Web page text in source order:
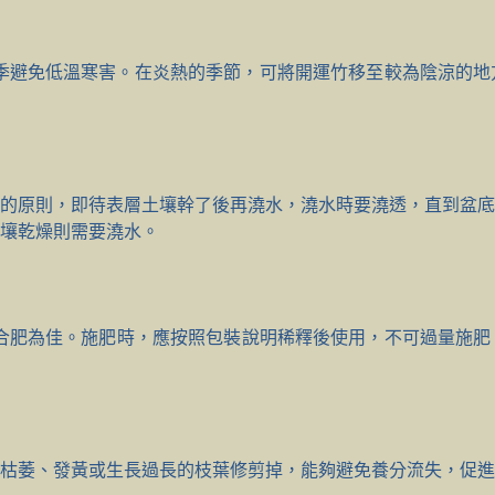
免低溫寒害。在炎熱的季節，可將開運竹移至較為陰涼的
原則，即待表層土壤幹了後再澆水，澆水時要澆透，直到盆
乾燥則需要澆水。
為佳。施肥時，應按照包裝說明稀釋後使用，不可過量施
萎、發黃或生長過長的枝葉修剪掉，能夠避免養分流失，促